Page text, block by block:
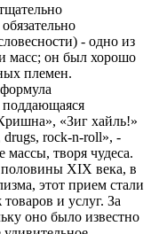
- одно из
масс; он был хорошо
племен.
поддающаяся
«Зиг хайль!»
drugs, rock-n-roll», -
массы, творя чудеса.
половины XIX века, в
этот прием стали
и услуг. За
оно было известно